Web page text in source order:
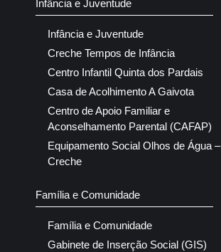
Infância e Juventude
Infância e Juventude
Creche Tempos de Infância
Centro Infantil Quinta dos Pardais
Casa de Acolhimento A Gaivota
Centro de Apoio Familiar e
Aconselhamento Parental (CAFAP)
Equipamento Social Olhos de Água –
Creche
Família e Comunidade
Família e Comunidade
Gabinete de Inserção Social (GIS)